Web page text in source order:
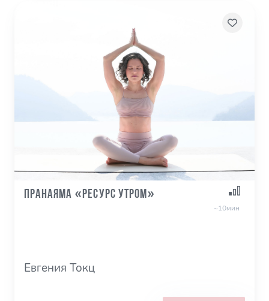
Пранаяма «Ресурс утром»
~10мин
Евгения Токц